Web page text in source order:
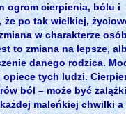
ogrom cierpienia, bólu i
że po tak wielkiej,
w charakterze
to zmiana na lepsze,
danego rodzica.
opiece tych ludzi.
ból – może być
maleńkiej chwilki a